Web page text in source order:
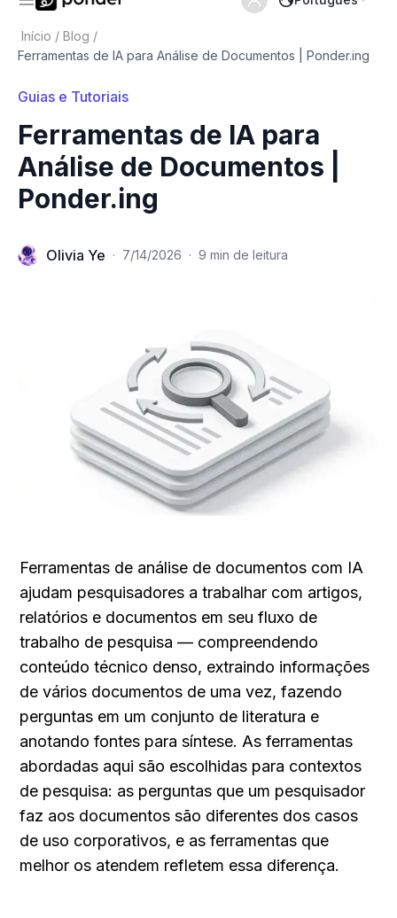
Início / Blog /
Ferramentas de IA para Análise de Documentos | Ponder.ing
Guias e Tutoriais
Ferramentas de IA para
Análise de Documentos |
Ponder.ing
Olivia Ye · 7/14/2026 · 9 min de leitura
Ferramentas de análise de documentos com IA
ajudam pesquisadores a trabalhar com artigos,
relatórios e documentos em seu fluxo de
trabalho de pesquisa — compreendendo
conteúdo técnico denso, extraindo informações
de vários documentos de uma vez, fazendo
perguntas em um conjunto de literatura e
anotando fontes para síntese. As ferramentas
abordadas aqui são escolhidas para contextos
de pesquisa: as perguntas que um pesquisador
faz aos documentos são diferentes dos casos
de uso corporativos, e as ferramentas que
melhor os atendem refletem essa diferença.